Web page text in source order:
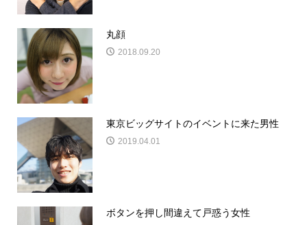
丸顔
2018.09.20
東京ビッグサイトのイベントに来た男性
2019.04.01
ボタンを押し間違えて戸惑う女性